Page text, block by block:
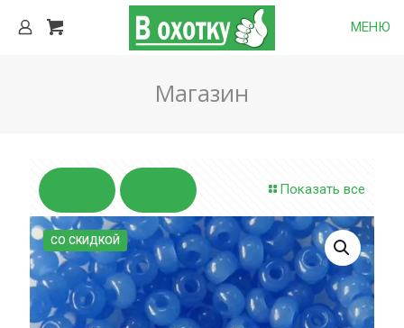
МЕНЮ
Магазин
Показать все
СО СКИДКОЙ